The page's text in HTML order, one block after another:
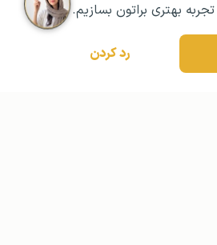
بهتری براتون بسازیم.
رد کردن